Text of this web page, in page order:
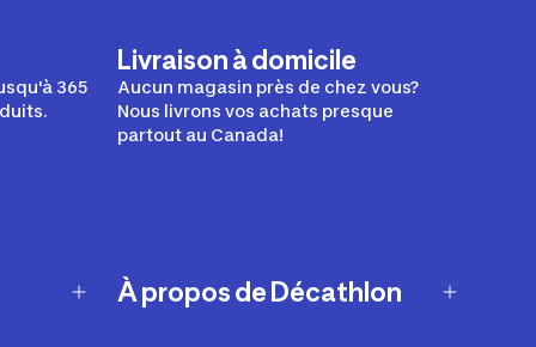
365
Livraison à domicile
Aucun magasin près de chez vous?
Nous livrons vos achats presque
partout au Canada!
À propos de Décathlon